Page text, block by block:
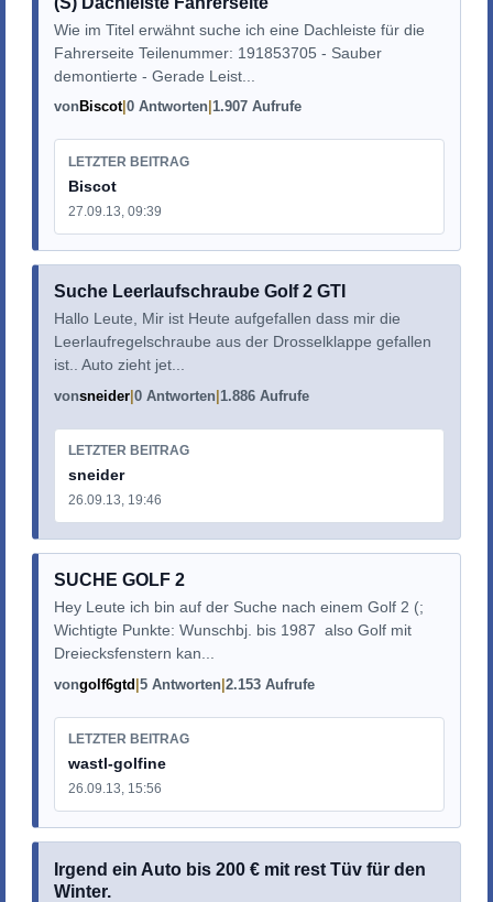
Wie im Titel erwähnt suche ich eine Dachleiste für die
Fahrerseite Teilenummer: 191853705 - Sauber
demontierte - Gerade Leist...
vonBiscot 0 Antworten 1.907 Aufrufe
LETZTER BEITRAG
Biscot
27.09.13, 09:39
Suche Leerlaufschraube Golf 2 GTI
Hallo Leute, Mir ist Heute aufgefallen dass mir die
Leerlaufregelschraube aus der Drosselklappe gefallen
ist.. Auto zieht jet...
vonsneider 0 Antworten 1.886 Aufrufe
LETZTER BEITRAG
sneider
26.09.13, 19:46
SUCHE GOLF 2
Hey Leute ich bin auf der Suche nach einem Golf 2 (;
Wichtigte Punkte: Wunschbj. bis 1987 also Golf mit
Dreiecksfenstern kan...
vongolf6gtd 5 Antworten 2.153 Aufrufe
LETZTER BEITRAG
wastl-golfine
26.09.13, 15:56
Irgend ein Auto bis 200 € mit rest Tüv für den
Winter.